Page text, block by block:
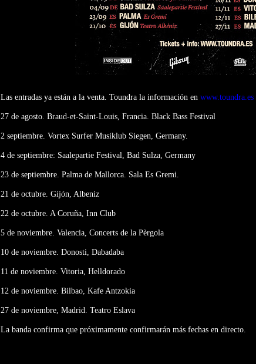
Las entradas ya están a la venta. Toundra la información en www.toundra.es
27 de agosto. Braud-et-Saint-Louis, Francia. Black Bass Festival
2 septiembre. Vortex Surfer Musiklub Siegen, Germany.
4 de septiembre: Saalepartie Festival, Bad Sulza, Germany
23 de septiembre. Palma de Mallorca. Sala Es Gremi.
21 de octubre. Gijón, Albeniz
22 de octubre. A Coruña, Inn Club
5 de noviembre. Valencia, Concerts de la Pèrgola
10 de noviembre. Donosti, Dabadaba
11 de noviembre. Vitoria, Helldorado
12 de noviembre. Bilbao, Kafe Antzokia
27 de noviembre, Madrid. Teatro Eslava
La banda confirma que próximamente confirmarán más fechas en directo.